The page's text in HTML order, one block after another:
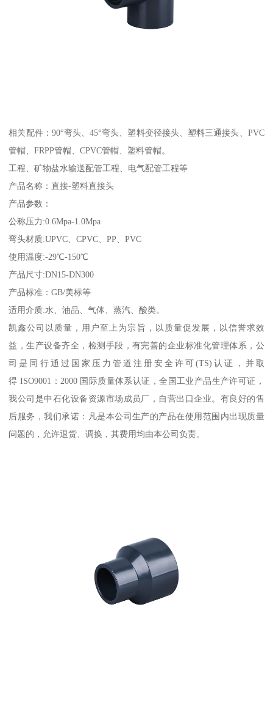
相关配件：90°弯头、45°弯头、塑料变径接头、塑料三通接头、PVC
管帽、FRPP管帽、CPVC管帽、塑料管帽。
工程、矿物盐水输送配管工程、电气配管工程等
产品名称：直接-塑料直接头
产品参数：
公称压力:0.6Mpa-1.0Mpa
弯头材质:UPVC、CPVC、PP、PVC
使用温度:-29℃-150℃
产品尺寸:DN15-DN300
产品标准：GB/美标等
适用介质:水、油品、气体、蒸汽、酸类。
凯鑫公司以质量，用户至上为宗旨，以质量促发展，以信誉求效
益，生产设备齐全，检测手段，有完善的企业标准化管理体系，公
司是同行通过国家压力管道注册安全许可(TS)认证，并取
得 ISO9001：2000 国际质量体系认证，全国工业产品生产许可证，
我公司是中石化设备资源市场成员厂，自营出口企业。有良好的售
后服务，我们承诺：凡是本公司生产的产品在使用范围内出现质量
问题的，允许退货、调换，其费用均由本公司负责。